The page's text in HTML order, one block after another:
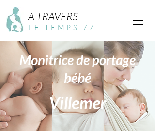
LE TEMPS 77
A TRAVERS
Monitrice de portage
bébé
Villemer